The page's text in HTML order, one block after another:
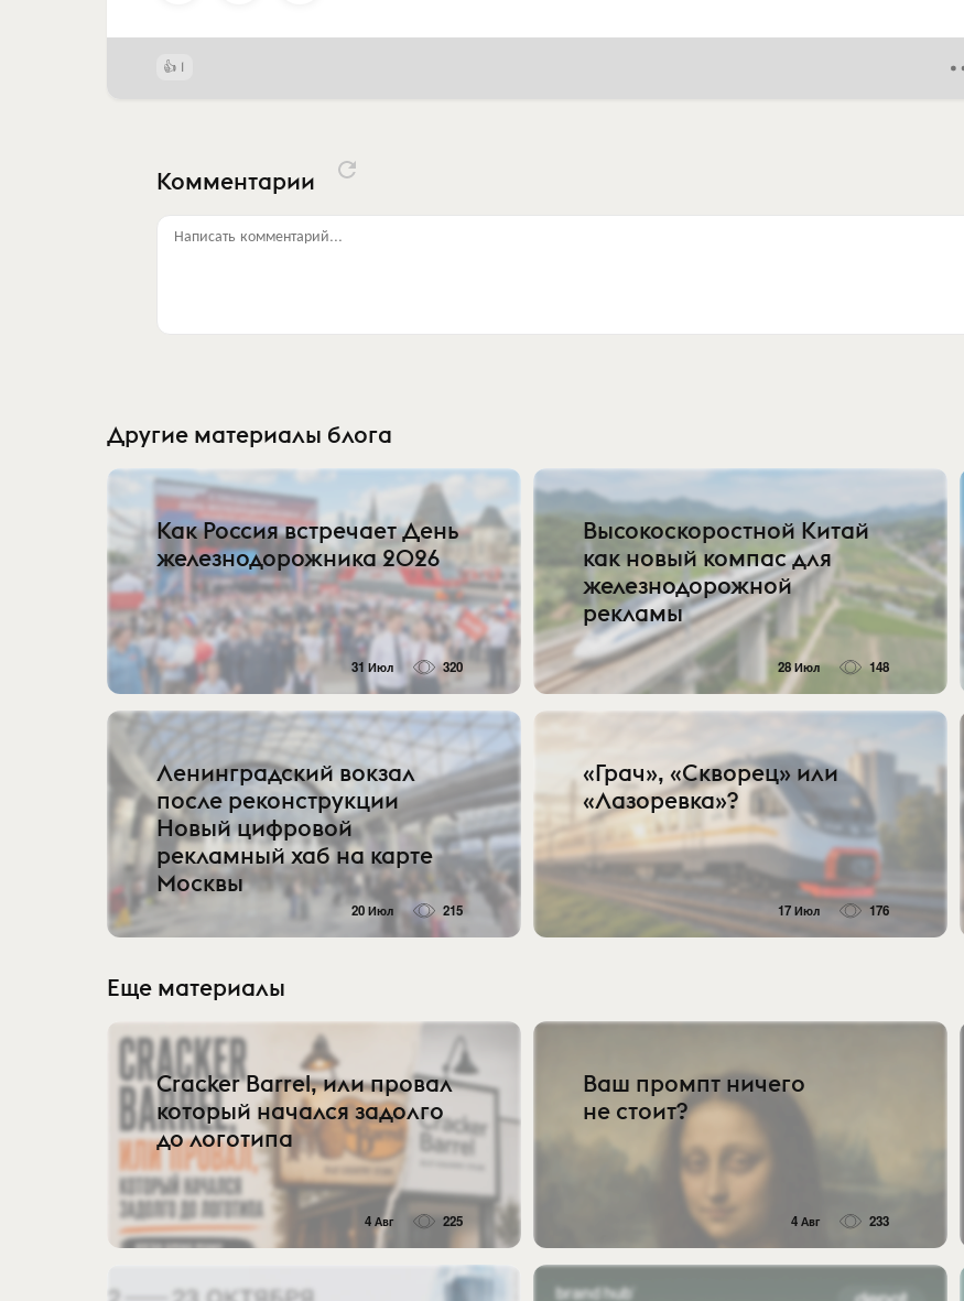
1
Комментарии
Написать комментарий...
Другие материалы блога
Как Россия встречает День
железнодорожника 2026
31 Июл 320
Высокоскоростной Китай
как новый компас для
железнодорожной
рекламы
28 Июл 148
Ленинградский вокзал
после реконструкции
Новый цифровой
рекламный хаб на карте
Москвы
20 Июл 215
«Грач», «Скворец» или
«Лазоревка»?
17 Июл 176
Еще материалы
Cracker Barrel, или провал
который начался задолго
до логотипа
4 Авг 225
Ваш промпт ничего
не стоит?
4 Авг 233